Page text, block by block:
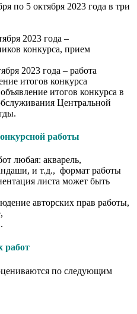
по 5 октября 2023 года в три
2023 года –
конкурса, прием
2023 года – работа
итогов конкурса
итогов конкурса в
Центральной
работы
любая: акварель,
и т.д., формат работы
листа может быть
авторских прав работы,
работ
по следующим